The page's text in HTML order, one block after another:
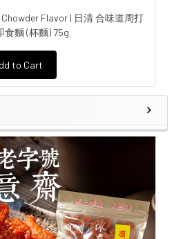
Chowder Flavor | 日清 合味道周打
食麵 (杯麵) 75g
to Cart